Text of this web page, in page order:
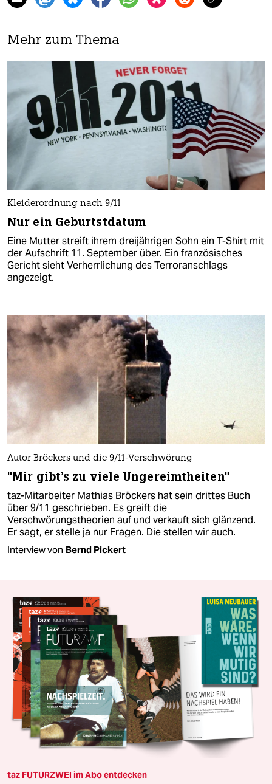
Mehr zum Thema
Kleiderordnung nach 9/11
Nur ein Geburtstdatum
Eine Mutter streift ihrem dreijährigen Sohn ein T-Shirt mit
der Aufschrift 11. September über. Ein französisches
Gericht sieht Verherrlichung des Terroranschlags
angezeigt.
Autor Bröckers und die 9/11-Verschwörung
"Mir gibt's zu viele Ungereimtheiten"
taz-Mitarbeiter Mathias Bröckers hat sein drittes Buch
über 9/11 geschrieben. Es greift die
Verschwörungstheorien auf und verkauft sich glänzend.
Er sagt, er stelle ja nur Fragen. Die stellen wir auch.
Interview von Bernd Pickert
taz FUTURZWEI im Abo entdecken